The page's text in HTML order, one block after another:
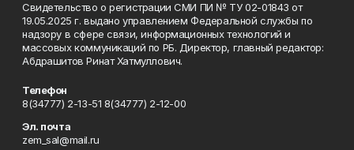
Свидетельство о регистрации СМИ ПИ № ТУ 02-01843 от
19.05.2025 г. выдано управлением Федеральной службы по
надзору в сфере связи, информационных технологий и
массовых коммуникаций по РБ. Директор, главный редактор:
Абдрашитов Ринат Хатмуллович.
Телефон
8(34777) 2-13-51 8(34777) 2-12-00
Эл. почта
zem_sal@mail.ru